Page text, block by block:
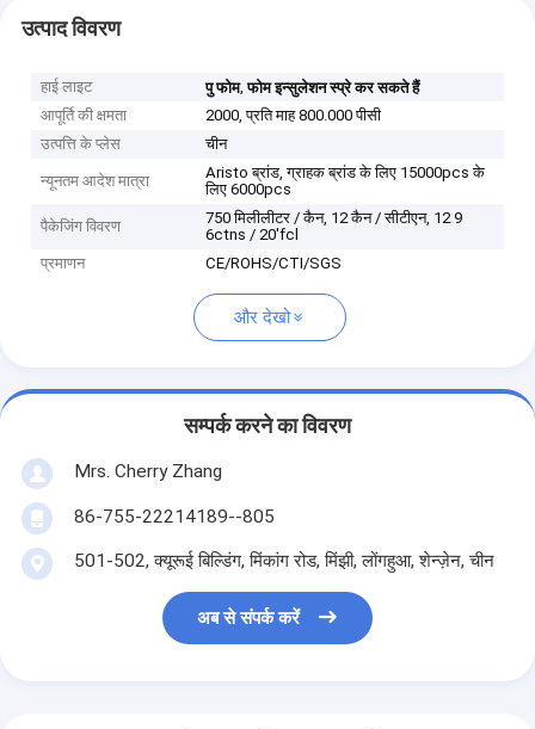
उत्पाद विवरण
हाई लाइट पु फोम,फोम इन्सुलेशन स्प्रे कर सकते हैं
आपूर्ति की क्षमता
2000, प्रति माह 800.000 पीसी
उत्पत्ति के प्लेस
चीन
न्यूनतम आदेश मात्रा
Aristo ब्रांड, ग्राहक ब्रांड के लिए 15000pcs के
लिए 6000pcs
पैकेजिंग विवरण
750 मिलीलीटर / कैन, 12 कैन / सीटीएन, 12 9
6ctns / 20'fcl
प्रमाणन
CE/ROHS/CTI/SGS
और देखो
सम्पर्क करने का विवरण
Mrs. Cherry Zhang
86-755-22214189--805
501-502, क्यूरूई बिल्डिंग, मिंकांग रोड, मिंझी, लोंगहुआ, शेन्ज़ेन, चीन
अब से संपर्क करें